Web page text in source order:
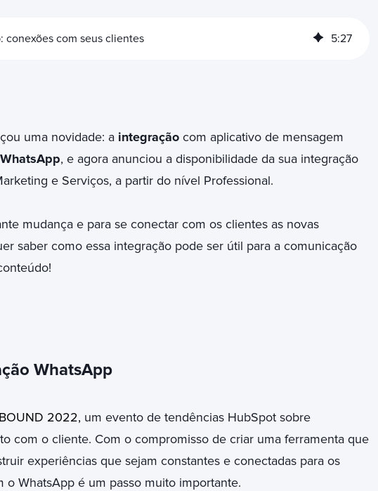
conexões com seus clientes 5:27
uma novidade: a integraçãocom aplicativo de mensagem
WhatsApp, e agora anunciou a disponibilidade da sua integração
e Serviços, a partir do nível Professional.
mudança e para se conectar com os clientes as novas
saber como essa integração pode ser útil para a comunicação
WhatsApp
2022, um evento de tendências HubSpot sobre
com o cliente. Com o compromisso de criar uma ferramenta que
experiências que sejam constantes e conectadas para os
o WhatsApp é um passo muito importante.